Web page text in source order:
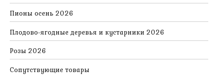
Пионы осень 2026
Плодово-ягодные деревья и кустарники 2026
Розы 2026
Сопутствующие товары